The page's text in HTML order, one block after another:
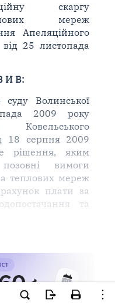
скаргу
мереж
Апеляційного
від 25 листопада
И В:
Волинської
2009 року
18 серпня 2009
рішення, яким
вимоги
теплових мереж
плати за
та